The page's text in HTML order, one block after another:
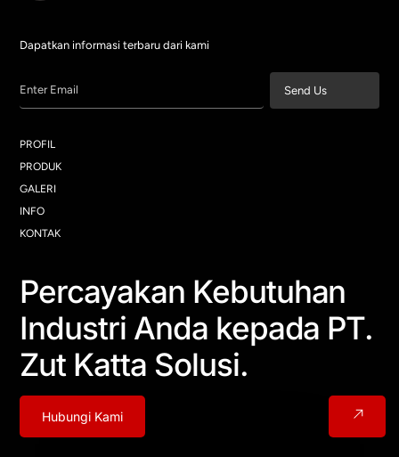
Dapatkan informasi terbaru dari kami
Enter Email Send Us
PROFIL
PRODUK
GALERI
INFO
KONTAK
Percayakan Kebutuhan
Industri Anda kepada PT.
Zut Katta Solusi.
Hubungi Kami